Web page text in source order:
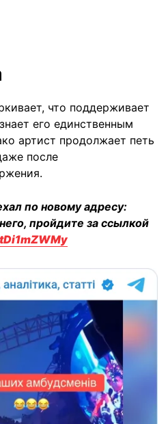
что поддерживает
его единственным
артист продолжает петь
после
по новому адресу:
пройдите за ссылкой